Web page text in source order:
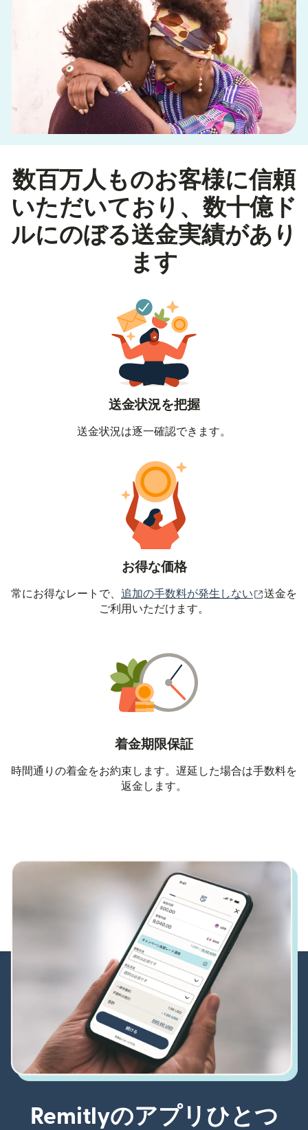
数百万人ものお客様に信頼
いただいており、数十億ド
ルにのぼる送金実績があり
ます
送金状況を把握
送金状況は逐一確認できます。
お得な価格
常にお得なレートで、 追加の手数料が発生しない （別ウ
送金を
ご利用いただけます。
着金期限保証
時間通りの着金をお約束します。遅延した場合は手数料を
返金します。
Remitlyのアプリひとつ